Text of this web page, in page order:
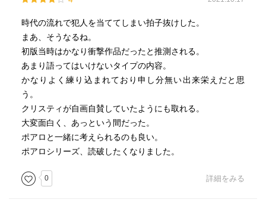
時代の流れで犯人を当ててしまい拍子抜けした。
まあ、そうなるね。
初版当時はかなり衝撃作品だったと推測される。
あまり語ってはいけないタイプの内容。
かなりよく練り込まれており申し分無い出来栄えだと思
う。
クリスティが自画自賛していたようにも取れる。
大変面白く、あっという間だった。
ポアロと一緒に考えられるのも良い。
ポアロシリーズ、読破したくなりました。
0 詳細をみる